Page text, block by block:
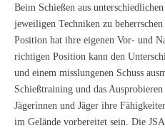
Beim Schießen aus
jeweiligen Techniken zu
Position hat ihre eigenen Vor- und
richtigen Position kann den
und einem misslungenen Schuss
Schießtraining und das
Jägerinnen und Jäger ihre
im Gelände vorbereitet sein. Die